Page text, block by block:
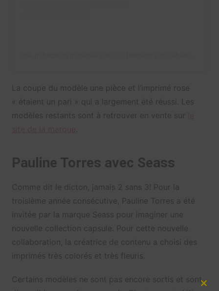
La coupe du modèle une pièce et l’imprimé rose
« étaient un pari » qui a largement été réussi. Les
modèles restants sont à retrouver en vente sur
Pauline Torres avec Seass
Comme dit le dicton, jamais 2 sans 3! Pour la
troisième année consécutive, Pauline Torres a été
invitée par la marque Seass pour imaginer une
nouvelle collection capsule. Pour cette nouvelle
collaboration, la créatrice de contenu a choisi des
imprimés très colorés et très fleuris.
Certains modèles ne sont pas encore sortis et sont